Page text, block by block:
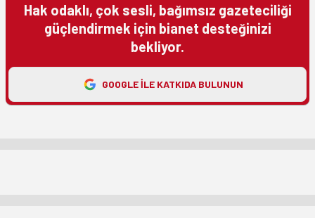
Hak odaklı, çok sesli, bağımsız gazeteciliği
güçlendirmek için bianet desteğinizi
bekliyor.
GOOGLE ILE KATKIDA BULUNUN